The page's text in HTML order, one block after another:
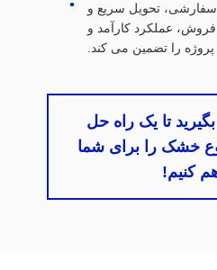
تحویل سریع و
عملکرد کارآمد و
پروژه را تضمین می کند.
تا یک راه حل
خشک را برای شما
کنیم!